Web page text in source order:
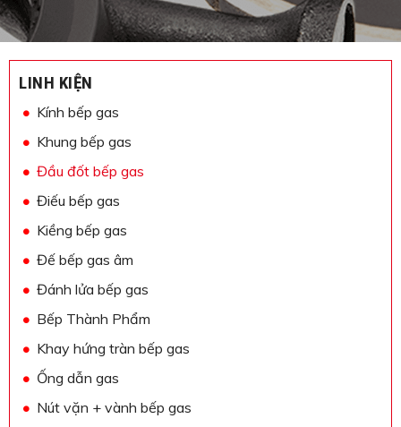
LINH KIỆN
Kính bếp gas
Khung bếp gas
Đầu đốt bếp gas
Điếu bếp gas
Kiềng bếp gas
Đế bếp gas âm
Đánh lửa bếp gas
Bếp Thành Phẩm
Khay hứng tràn bếp gas
Ống dẫn gas
Nút vặn + vành bếp gas